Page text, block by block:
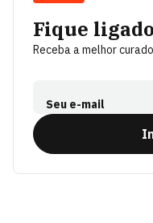
Fique ligado
Receba a melhor
Seu e-mail